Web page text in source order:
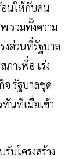
อนให้กับคน
รวมทั้งความ
ด่วนที่รัฐบาล
ภาเพื่อ เร่ง
จ รัฐบาลชุด
ทันทีเมื่อเข้า
บโครงสร้าง